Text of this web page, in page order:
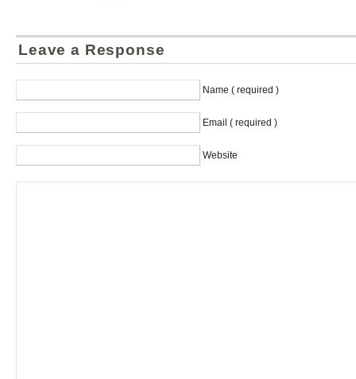
Leave a Response
Name ( required )
Email ( required )
Website